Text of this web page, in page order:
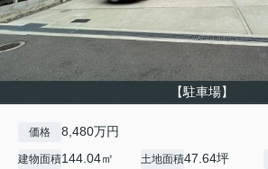
【駐車場】
価格 8,480万円
建物面積144.04㎡ 土地面積47.64坪